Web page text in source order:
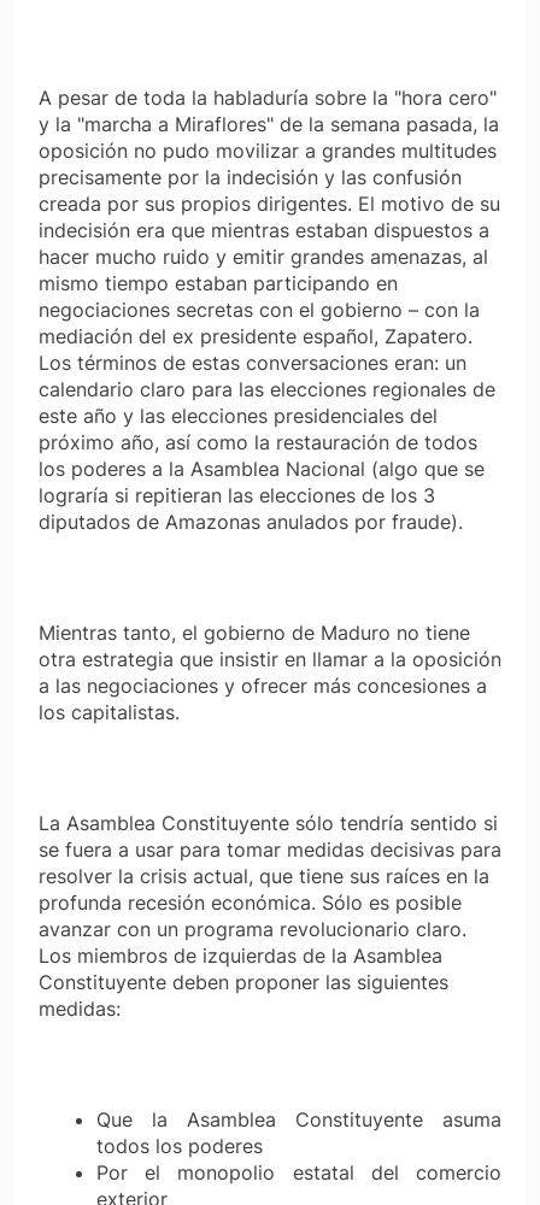
A pesar de toda la habladuría sobre la "hora cero"
y la "marcha a Miraflores" de la semana pasada, la
oposición no pudo movilizar a grandes multitudes
precisamente por la indecisión y las confusión
creada por sus propios dirigentes. El motivo de su
indecisión era que mientras estaban dispuestos a
hacer mucho ruido y emitir grandes amenazas, al
mismo tiempo estaban participando en
negociaciones secretas con el gobierno – con la
mediación del ex presidente español, Zapatero.
Los términos de estas conversaciones eran: un
calendario claro para las elecciones regionales de
este año y las elecciones presidenciales del
próximo año, así como la restauración de todos
los poderes a la Asamblea Nacional (algo que se
lograría si repitieran las elecciones de los 3
diputados de Amazonas anulados por fraude).
Mientras tanto, el gobierno de Maduro no tiene
otra estrategia que insistir en llamar a la oposición
a las negociaciones y ofrecer más concesiones a
los capitalistas.
La Asamblea Constituyente sólo tendría sentido si
se fuera a usar para tomar medidas decisivas para
resolver la crisis actual, que tiene sus raíces en la
profunda recesión económica. Sólo es posible
avanzar con un programa revolucionario claro.
Los miembros de izquierdas de la Asamblea
Constituyente deben proponer las siguientes
medidas:
Que la Asamblea Constituyente asuma
todos los poderes
Por el monopolio estatal del comercio
exterior